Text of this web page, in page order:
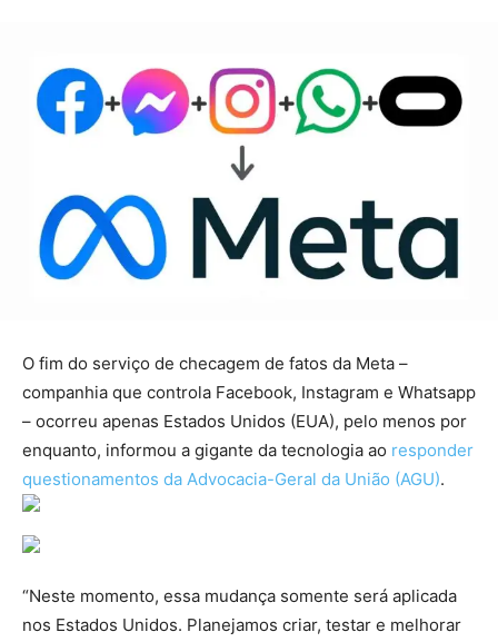
O fim do serviço de checagem de fatos da Meta –
companhia que controla Facebook, Instagram e Whatsapp
– ocorreu apenas Estados Unidos (EUA), pelo menos por
enquanto, informou a gigante da tecnologia ao responder
questionamentos da Advocacia-Geral da União (AGU).
“Neste momento, essa mudança somente será aplicada
nos Estados Unidos. Planejamos criar, testar e melhorar